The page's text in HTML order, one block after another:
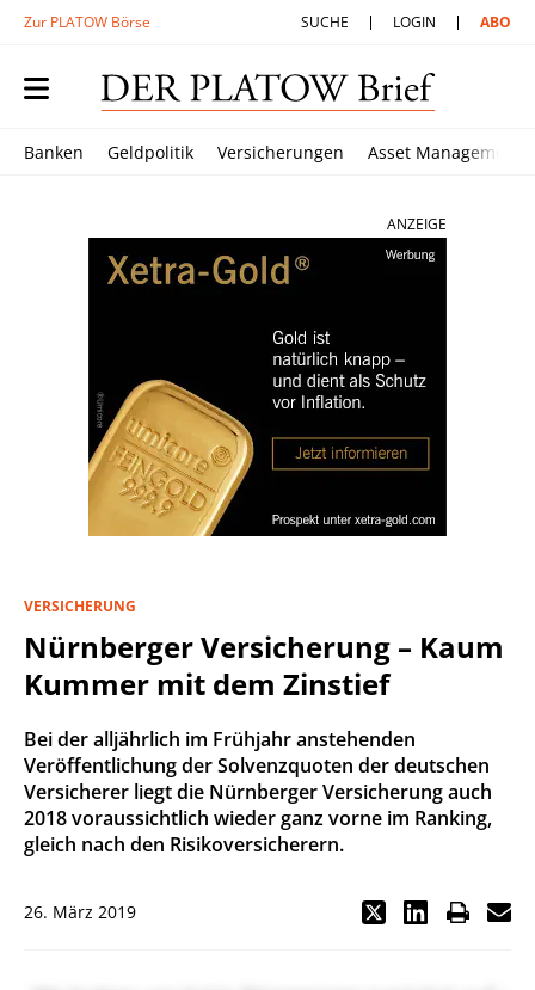
Zur PLATOW Börse SUCHE LOGIN ABO
Banken Geldpolitik Versicherungen Asset Management
ANZEIGE
VERSICHERUNG
Nürnberger Versicherung – Kaum
Kummer mit dem Zinstief
Bei der alljährlich im Frühjahr anstehenden
Veröffentlichung der Solvenzquoten der deutschen
Versicherer liegt die Nürnberger Versicherung auch
2018 voraussichtlich wieder ganz vorne im Ranking,
gleich nach den Risikoversicherern.
26. März 2019